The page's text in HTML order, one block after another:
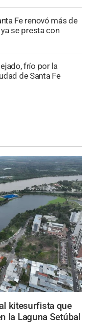
Fe renovó más de
se presta con
frío por la
de Santa Fe
kitesurfista que
la Laguna Setúbal